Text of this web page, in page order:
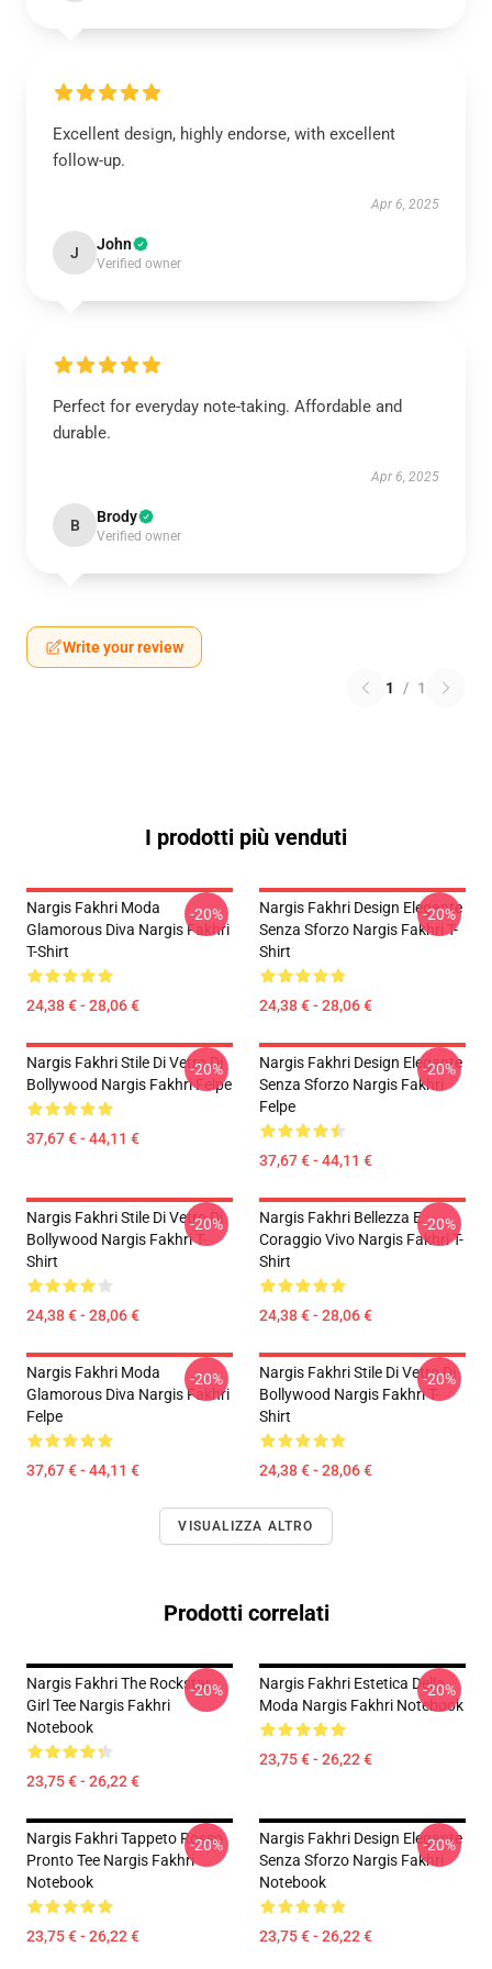
Excellent design, highly endorse, with excellent
follow-up.
Apr 6, 2025
J John
Verified owner
Perfect for everyday note-taking. Affordable and
durable.
Apr 6, 2025
B Brody
Verified owner
Write your review
1 / 1
I prodotti più venduti
Nargis Fakhri Moda
Glamorous Diva Nargis Fakhri
T-Shirt
24,38 € - 28,06 €
-20%
Nargis Fakhri Design Elegante
Senza Sforzo Nargis Fakhri T-
Shirt
24,38 € - 28,06 €
-20%
Nargis Fakhri Stile Di Vetro Di
Bollywood Nargis Fakhri Felpe
37,67 € - 44,11 €
-20%
Nargis Fakhri Design Elegante
Senza Sforzo Nargis Fakhri
Felpe
37,67 € - 44,11 €
-20%
Nargis Fakhri Stile Di Vetro Di
Bollywood Nargis Fakhri T-
Shirt
24,38 € - 28,06 €
-20%
Nargis Fakhri Bellezza E
Coraggio Vivo Nargis Fakhri T-
Shirt
24,38 € - 28,06 €
-20%
Nargis Fakhri Moda
Glamorous Diva Nargis Fakhri
Felpe
37,67 € - 44,11 €
-20%
Nargis Fakhri Stile Di Vetro Di
Bollywood Nargis Fakhri T-
Shirt
24,38 € - 28,06 €
-20%
VISUALIZZA ALTRO
Prodotti correlati
Nargis Fakhri The Rockstar
Girl Tee Nargis Fakhri
Notebook
23,75 € - 26,22 €
-20%
Nargis Fakhri Estetica Della
Moda Nargis Fakhri Notebook
23,75 € - 26,22 €
-20%
Nargis Fakhri Tappeto Rosso
Pronto Tee Nargis Fakhri
Notebook
23,75 € - 26,22 €
-20%
Nargis Fakhri Design Elegante
Senza Sforzo Nargis Fakhri
Notebook
23,75 € - 26,22 €
-20%